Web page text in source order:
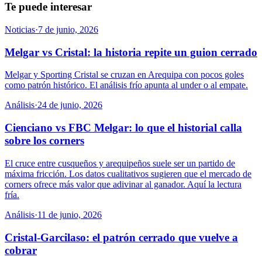
Te puede interesar
Noticias·7 de junio, 2026
Melgar vs Cristal: la historia repite un guion cerrado
Melgar y Sporting Cristal se cruzan en Arequipa con pocos goles
como patrón histórico. El análisis frío apunta al under o al empate.
Análisis·24 de junio, 2026
Cienciano vs FBC Melgar: lo que el historial calla
sobre los corners
El cruce entre cusqueños y arequipeños suele ser un partido de
máxima fricción. Los datos cualitativos sugieren que el mercado de
corners ofrece más valor que adivinar al ganador. Aquí la lectura
fría.
Análisis·11 de junio, 2026
Cristal-Garcilaso: el patrón cerrado que vuelve a
cobrar